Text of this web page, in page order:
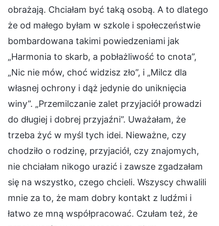
obrażają. Chciałam być taką osobą. A to dlatego
że od małego byłam w szkole i społeczeństwie
bombardowana takimi powiedzeniami jak
„Harmonia to skarb, a pobłażliwość to cnota”,
„Nic nie mów, choć widzisz zło”, i „Milcz dla
własnej ochrony i dąż jedynie do uniknięcia
winy”. „Przemilczanie zalet przyjaciół prowadzi
do długiej i dobrej przyjaźni”. Uważałam, że
trzeba żyć w myśl tych idei. Nieważne, czy
chodziło o rodzinę, przyjaciół, czy znajomych,
nie chciałam nikogo urazić i zawsze zgadzałam
się na wszystko, czego chcieli. Wszyscy chwalili
mnie za to, że mam dobry kontakt z ludźmi i
łatwo ze mną współpracować. Czułam też, że